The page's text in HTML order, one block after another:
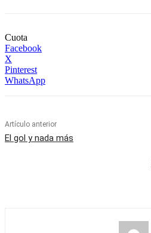
Cuota
Facebook
X
Pinterest
WhatsApp
Artículo anterior
El gol y nada más